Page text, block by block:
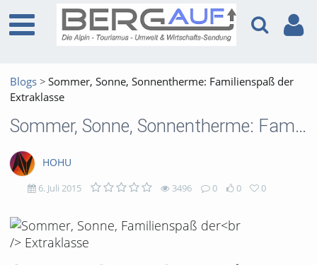
Blogs
Sommer, Sonne, Sonnentherme: Familienspaß der
Extraklasse
Sommer, Sonne, Sonnentherme: Familienspaß der Extraklasse
HOHU
6. Juli 2015 3496
3496
views
0
Kommentare
0
likes
0
favorites